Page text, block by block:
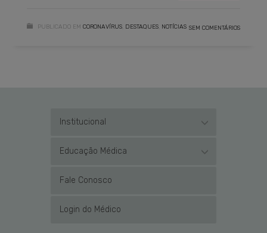
PUBLICADO EM CORONAVÍRUS DESTAQUES NOTÍCIAS SEM COMENTÁRIOS
Institucional
Educação Médica
Fale Conosco
Login do Médico